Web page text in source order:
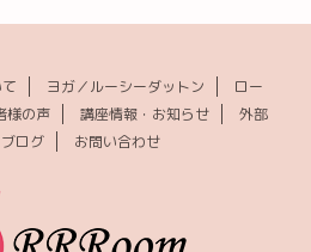
ヨガ／ルーシーダットン
ロー
様の声 講座情報・お知らせ
外部
ブログ お問い合わせ